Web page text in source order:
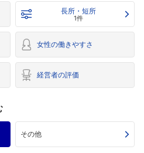
長所・短所
1件
女性の働きやすさ
経営者の評価
その他